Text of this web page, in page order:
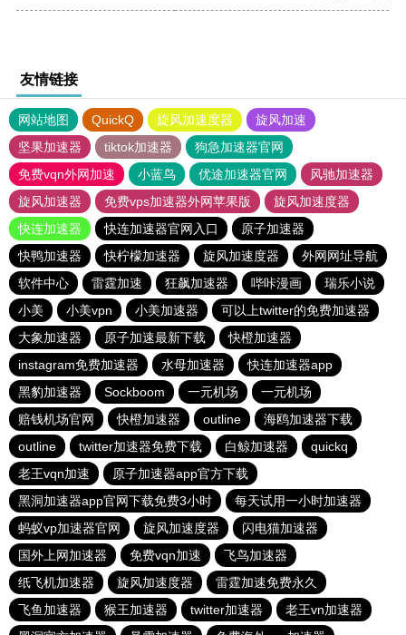
友情链接
网站地图 QuickQ 旋风加速度器
旋风加速
坚果加速器
tiktok加速器
狗急加速器官网
免费vqn外网加速
小蓝鸟 优途加速器官网
风驰加速器
旋风加速器
免费vps加速器外网苹果版
旋风加速度器
快连加速器
快连加速器官网入口
原子加速器
快鸭加速器
快柠檬加速器 旋风加速度器
外网网址导航
软件中心
雷霆加速 狂飙加速器 哔咔漫画
瑞乐小说
小美
小美vpn 小美加速器
可以上twitter的免费加速器
大象加速器
原子加速最新下载
快橙加速器
instagram免费加速器
水母加速器
快连加速器app
黑豹加速器
Sockboom 一元机场
一元机场
赔钱机场官网
快橙加速器 outline
海鸥加速器下载
outline
twitter加速器免费下载 白鲸加速器
quickq
老王vqn加速
原子加速器app官方下载
黑洞加速器app官网下载免费3小时
每天试用一小时加速器
蚂蚁vp加速器官网
旋风加速度器
闪电猫加速器
国外上网加速器
免费vqn加速
飞鸟加速器
纸飞机加速器
旋风加速度器
雷霆加速免费永久
飞鱼加速器
猴王加速器 twitter加速器
老王vn加速器